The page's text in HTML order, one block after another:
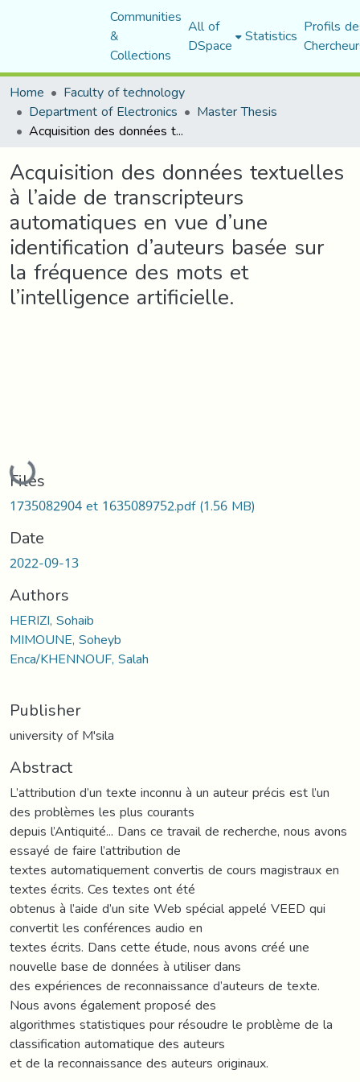
Communities
&
Collections
All of
DSpace Statistics Profils
Home
Faculty of technology
Department of Electronics Master Thesis
Acquisition des données textuelles à l’aide de transcripteurs automatiques en vue d’une identification d’auteurs basée sur la fréquence des mots et l’intelligence artificielle.
Acquisition des données textuelles
à l’aide de transcripteurs
automatiques en vue d’une
identification d’auteurs basée sur
la fréquence des mots et
l’intelligence artificielle.
Loading...
Files
1735082904 et 1635089752.pdf(1.56 MB)
Date
2022-09-13
Authors
HERIZI, Sohaib
MIMOUNE, Soheyb
Enca/KHENNOUF, Salah
Publisher
university of M'sila
Abstract
L’attribution d’un texte inconnu à un auteur précis est l’un
des problèmes les plus courants
depuis l’Antiquité... Dans ce travail de recherche, nous avons
essayé de faire l’attribution de
textes automatiquement convertis de cours magistraux en
textes écrits. Ces textes ont été
obtenus à l’aide d’un site Web spécial appelé VEED qui
convertit les conférences audio en
textes écrits. Dans cette étude, nous avons créé une
nouvelle base de données à utiliser dans
des expériences de reconnaissance d’auteurs de texte.
Nous avons également proposé des
algorithmes statistiques pour résoudre le problème de la
classification automatique des auteurs
et de la reconnaissance des auteurs originaux.